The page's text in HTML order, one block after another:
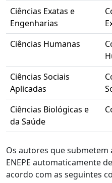
Ciências Exatas e
Engenharias
Ciências Humanas
Ciências Sociais
Aplicadas
Ciências Biológicas e
da Saúde
Os autores que
ENEPE automaticamente
acordo com as seguintes